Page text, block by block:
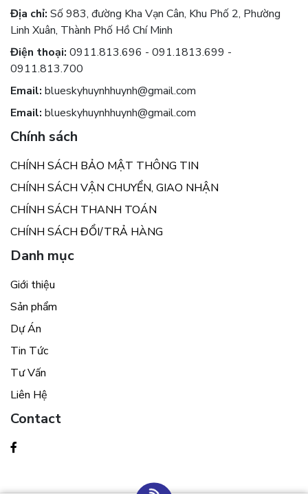
Địa chỉ: Số 983, đường Kha Vạn Cân, Khu Phố 2, Phường
Linh Xuân, Thành Phố Hồ Chí Minh
Điện thoại: 0911.813.696 - 091.1813.699 -
0911.813.700
Email: blueskyhuynhhuynh@gmail.com
Email: blueskyhuynhhuynh@gmail.com
Chính sách
CHÍNH SÁCH BẢO MẬT THÔNG TIN
CHÍNH SÁCH VẬN CHUYỂN, GIAO NHẬN
CHÍNH SÁCH THANH TOÁN
CHÍNH SÁCH ĐỔI/TRẢ HÀNG
Danh mục
Giới thiệu
Sản phẩm
Dự Án
Tin Tức
Tư Vấn
Liên Hệ
Contact